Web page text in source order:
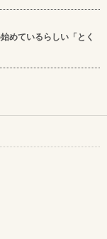
めているらしい「とく